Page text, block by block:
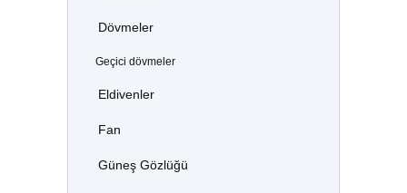
Dövmeler
Geçici dövmeler
Eldivenler
Fan
Güneş Gözlüğü